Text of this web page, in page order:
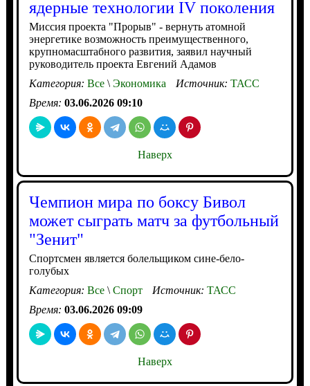
ядерные технологии IV поколения
Миссия проекта "Прорыв" - вернуть атомной
энергетике возможность преимущественного,
крупномасштабного развития, заявил научный
руководитель проекта Евгений Адамов
Категория: Все\Экономика Источник: ТАСС
Время: 03.06.2026 09:10
Наверх
Чемпион мира по боксу Бивол
может сыграть матч за футбольный
"Зенит"
Спортсмен является болельщиком сине-бело-
голубых
Категория: Все\Спорт Источник: ТАСС
Время: 03.06.2026 09:09
Наверх